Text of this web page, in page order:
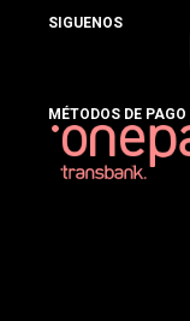
SIGUENOS
MÉTODOS DE PAGO